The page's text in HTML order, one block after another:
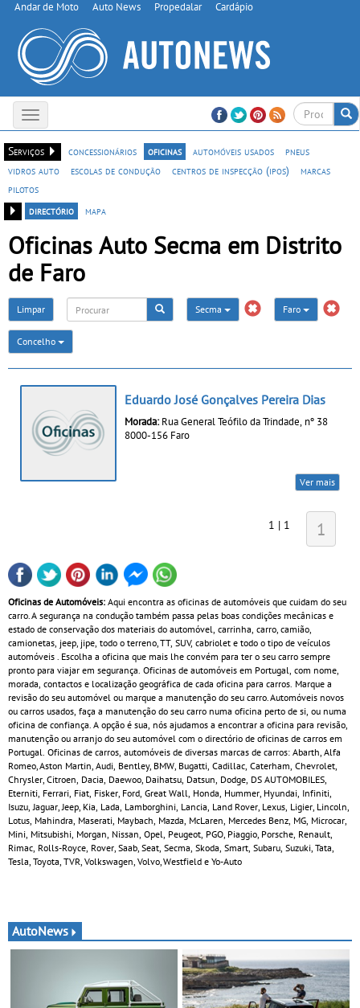
Andar de Moto Auto News Propedalar Cardápio
Toggle
navigation
Serviços
concessionários oficinas automóveis usados
pneus
vidros auto
escolas de condução centros de inspecção (ipos)
marcas
pilotos
directório
mapa
Oficinas Auto Secma em Distrito
de Faro
Limpar Secma Faro
Concelho
Eduardo José Gonçalves Pereira Dias
Morada: Rua General Teófilo da Trindade, nº 38
8000-156 Faro
Ver mais
1 | 1 1
Oficinas de Automóveis: Aqui encontra as oficinas de automóveis que cuidam do seu
carro. A segurança na condução também passa pelas boas condições mecânicas e
estado de conservação dos materiais do automóvel, carrinha, carro, camião,
camionetas, jeep, jipe, todo o terreno, TT, SUV, cabriolet e todo o tipo de veículos
automóveis . Escolha a oficina que mais lhe convém para ter o seu carro sempre
pronto para viajar em segurança. Oficinas de automóveis em Portugal, com nome,
morada, contactos e localização geográfica de cada oficina para carros. Marque a
revisão do seu automóvel ou marque a manutenção do seu carro. Automóveis novos
ou carros usados, faça a manutenção do seu carro numa oficina perto de si, ou numa
oficina de confiança. A opção é sua, nós ajudamos a encontrar a oficina para revisão,
manutenção ou arranjo do seu automóvel com o directório de oficinas de carros em
Portugal. Oficinas de carros, automóveis de diversas marcas de carros: Abarth, Alfa
Romeo, Aston Martin, Audi, Bentley, BMW, Bugatti, Cadillac, Caterham, Chevrolet,
Chrysler, Citroen, Dacia, Daewoo, Daihatsu, Datsun, Dodge, DS AUTOMOBILES,
Eterniti, Ferrari, Fiat, Fisker, Ford, Great Wall, Honda, Hummer, Hyundai, Infiniti,
Isuzu, Jaguar, Jeep, Kia, Lada, Lamborghini, Lancia, Land Rover, Lexus, Ligier, Lincoln,
Lotus, Mahindra, Maserati, Maybach, Mazda, McLaren, Mercedes Benz, MG, Microcar,
Mini, Mitsubishi, Morgan, Nissan, Opel, Peugeot, PGO, Piaggio, Porsche, Renault,
Rimac, Rolls-Royce, Rover, Saab, Seat, Secma, Skoda, Smart, Subaru, Suzuki, Tata,
Tesla, Toyota, TVR, Volkswagen, Volvo, Westfield e Yo-Auto
AutoNews